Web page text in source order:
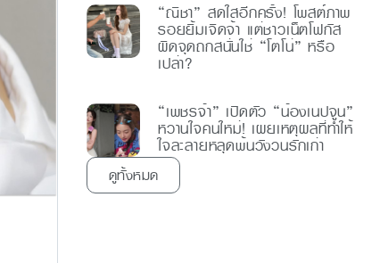
“ณิชา” สดใสอีกครั้ง! โพสต์ภาพ
รอยยิ้มเจิดจ้า แต่ชาวเน็ตโฟกัส
ผิดจุดถกสนั่นใช่ “โตโน่” หรือ
เปล่า?
“เพชรจ้า” เปิดตัว “น้องเนปจูน”
หวานใจคนใหม่! เผยเหตุผลที่ทำให้
ใจละลายหลุดพ้นวังวนรักเก่า
ดูทั้งหมด